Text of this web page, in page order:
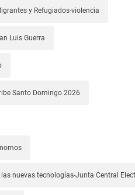
y Refugiados-violencia
Luis Guerra
Santo Domingo 2026
nuevas tecnologías-Junta Central